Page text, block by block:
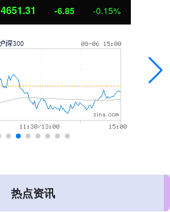
4651.31 -6.85 -0.15%
热点资讯